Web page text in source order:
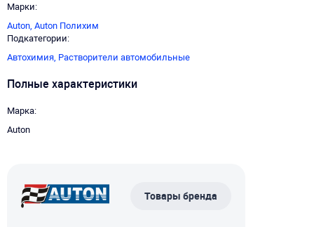
Марки
Auton, Auton Полихим
Подкатегории
Автохимия, Растворители автомобильные
Полные характеристики
Марка
Auton
Товары бренда